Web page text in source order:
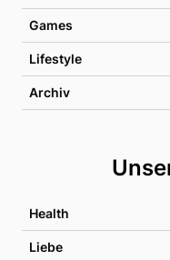
Games
Lifestyle
Archiv
Health
Liebe